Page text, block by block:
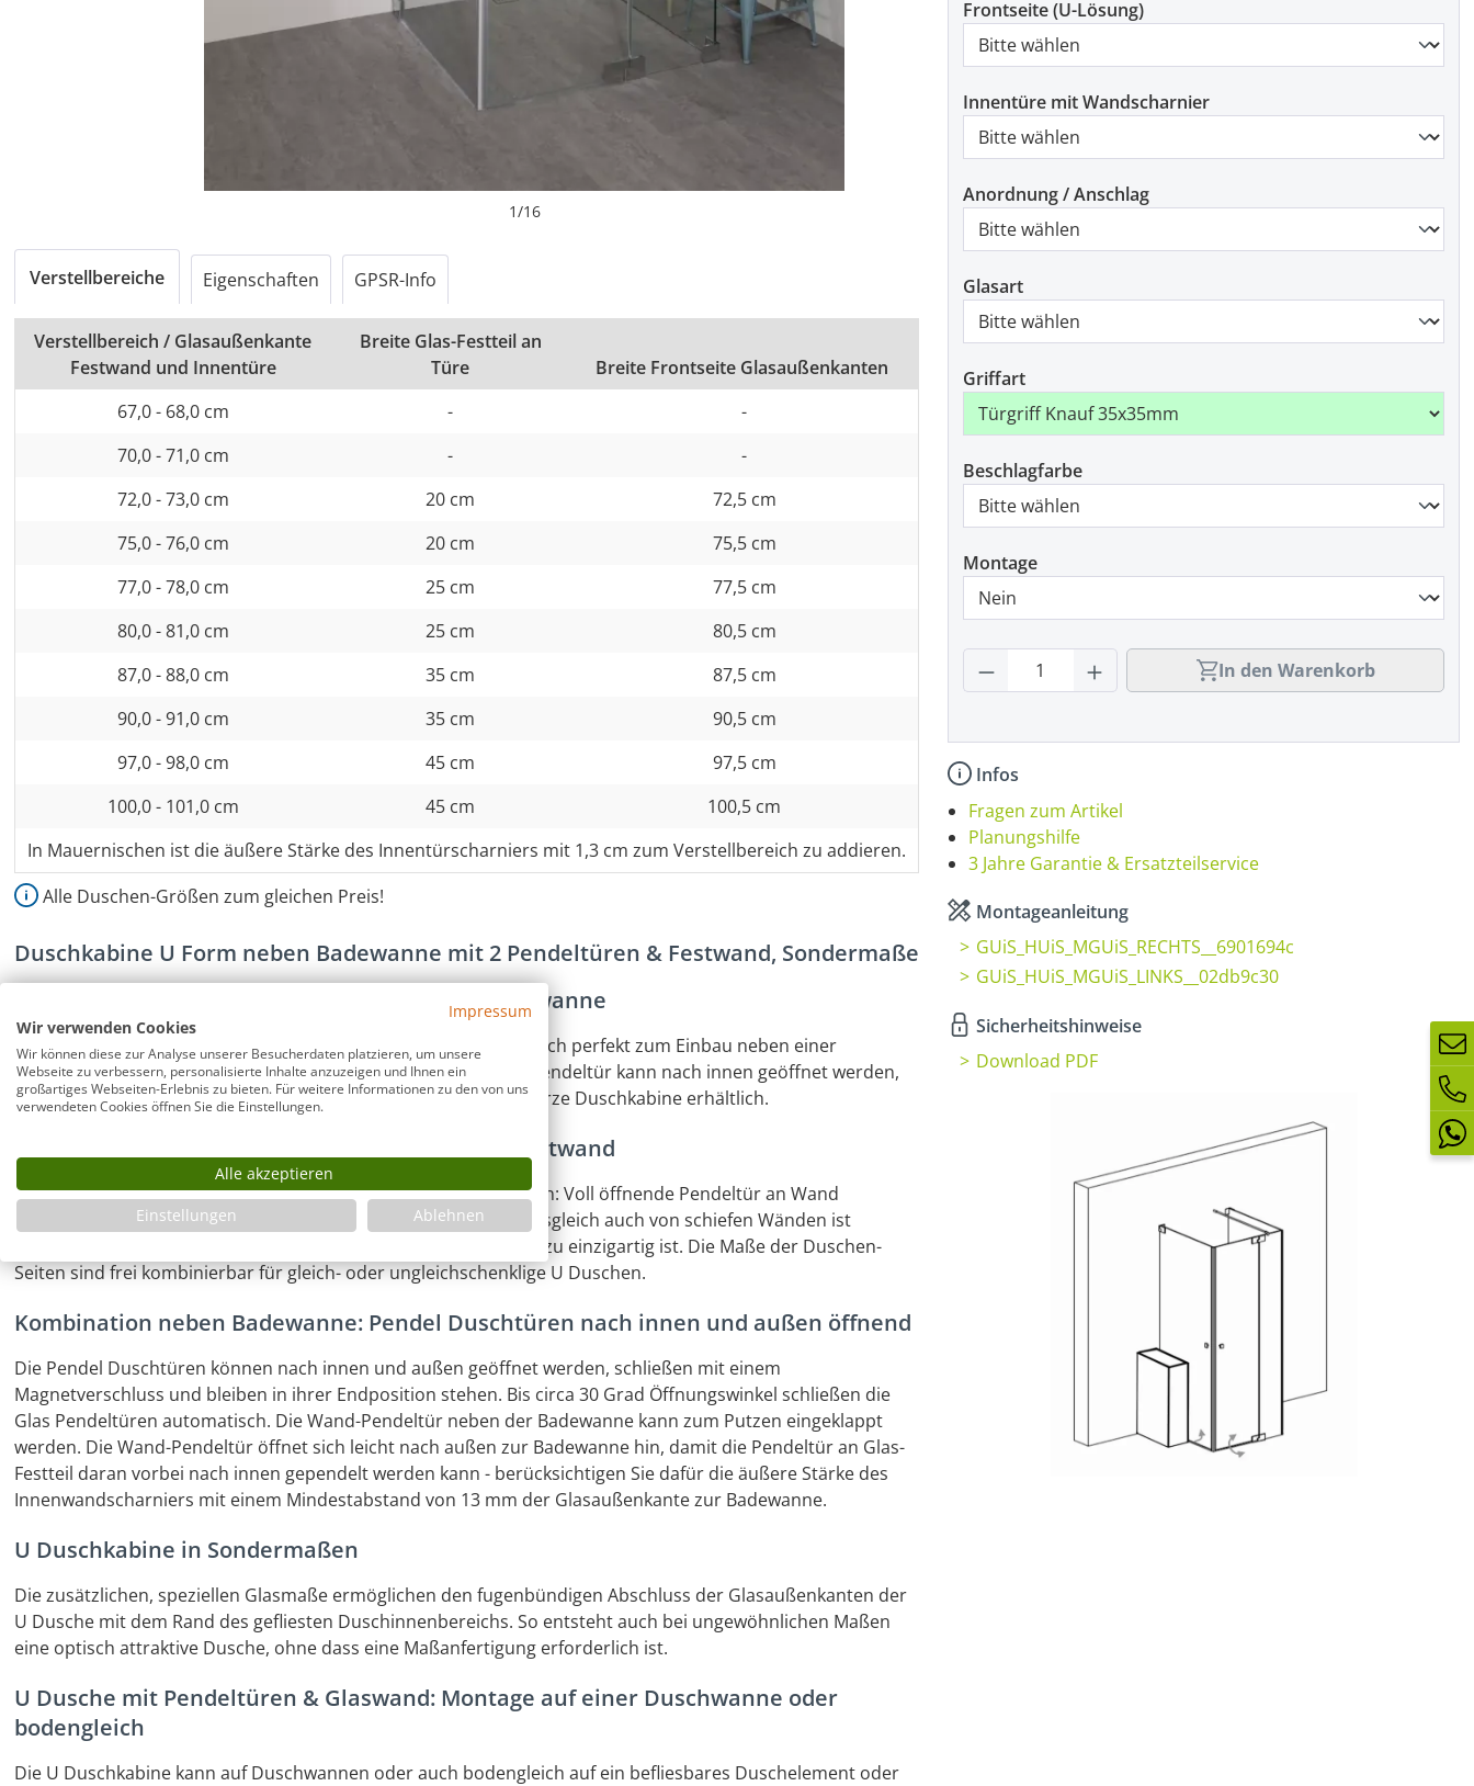
1/16
Frontseite (U-Lösung)
Innentüre mit Wandscharnier
Anordnung / Anschlag
Glasart
Griffart
Beschlagfarbe
Montage
Produkt Anzahl: Gib den gewünschten
In den Warenkorb
Infos
Fragen zum Artikel
Planungshilfe
3 Jahre Garantie & Ersatzteilservice
Montageanleitung
GUiS_HUiS_MGUiS_RECHTS__6901694c
GUiS_HUiS_MGUiS_LINKS__02db9c30
Sicherheitshinweise
Download PDF
Verstellbereiche Eigenschaften GPSR-Info
Verstellbereich / Glasaußenkante
Festwand und Innentüre
Breite Glas-Festteil an
Türe
Breite Frontseite Glasaußenkanten
67,0 - 68,0 cm
-
-
70,0 - 71,0 cm
-
-
72,0 - 73,0 cm
20 cm
72,5 cm
75,0 - 76,0 cm
20 cm
75,5 cm
77,0 - 78,0 cm
25 cm
77,5 cm
80,0 - 81,0 cm
25 cm
80,5 cm
87,0 - 88,0 cm
35 cm
87,5 cm
90,0 - 91,0 cm
35 cm
90,5 cm
97,0 - 98,0 cm
45 cm
97,5 cm
100,0 - 101,0 cm
45 cm
100,5 cm
In Mauernischen ist die äußere Stärke des Innentürscharniers mit 1,3 cm zum Verstellbereich zu addieren.
Alle Duschen-Größen zum gleichen Preis!
Duschkabine U Form neben Badewanne mit 2 Pendeltüren & Festwand, Sondermaße
Rahmenlose Combia U Duschkabine neben Badewanne
Die U Dusche mit zwei Pendeltüren und einer Festwand eignet sich perfekt zum Einbau neben einer
Badewanne oder einer Vormauerung: Die voll öffnende Wand-Pendeltür kann nach innen geöffnet werden,
um das Putzen zu erleichtern. Auch im Industrial Style als schwarze Duschkabine erhältlich.
U Dusche: 2 Pendeltüren mit Wandausgleich + Festwand
U Form Dusche mit fester Seitenwand und zwei Glas-Pendeltüren: Voll öffnende Pendeltür an Wand
kombiniert mit Pendeltür an Festteil. Der "unsichtbare" Wandausgleich auch von schiefen Wänden ist
möglich bis zu 10 mm, was bei rahmenlosen Glas Duschen nahezu einzigartig ist. Die Maße der Duschen-
Seiten sind frei kombinierbar für gleich- oder ungleichschenklige U Duschen.
Kombination neben Badewanne: Pendel Duschtüren nach innen und außen öffnend
Die Pendel Duschtüren können nach innen und außen geöffnet werden, schließen mit einem
Magnetverschluss und bleiben in ihrer Endposition stehen. Bis circa 30 Grad Öffnungswinkel schließen die
Glas Pendeltüren automatisch. Die Wand-Pendeltür neben der Badewanne kann zum Putzen eingeklappt
werden. Die Wand-Pendeltür öffnet sich leicht nach außen zur Badewanne hin, damit die Pendeltür an Glas-
Festteil daran vorbei nach innen gependelt werden kann - berücksichtigen Sie dafür die äußere Stärke des
Innenwandscharniers mit einem Mindestabstand von 13 mm der Glasaußenkante zur Badewanne.
U Duschkabine in Sondermaßen
Die zusätzlichen, speziellen Glasmaße ermöglichen den fugenbündigen Abschluss der Glasaußenkanten der
U Dusche mit dem Rand des gefliesten Duschinnenbereichs. So entsteht auch bei ungewöhnlichen Maßen
eine optisch attraktive Dusche, ohne dass eine Maßanfertigung erforderlich ist.
U Dusche mit Pendeltüren & Glaswand: Montage auf einer Duschwanne oder
bodengleich
Die U Duschkabine kann auf Duschwannen oder auch bodengleich auf ein befliesbares Duschelement oder
Impressum
Wir verwenden Cookies
Wir können diese zur Analyse unserer Besucherdaten platzieren, um unsere
Webseite zu verbessern, personalisierte Inhalte anzuzeigen und Ihnen ein
großartiges Webseiten-Erlebnis zu bieten. Für weitere Informationen zu den von uns
verwendeten Cookies öffnen Sie die Einstellungen.
Alle akzeptieren
Einstellungen
Ablehnen